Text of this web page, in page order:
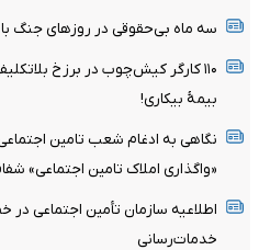
سه ماه بی‌حقوقی در روزهای جنگ با
۱۱۰ کارگر کیش‌چوب در برزخ
بیمۀ بیکاری!
نگاهی به ادغام شعب تامین
«واگذاری املاک تامین اجتماعی»
اطلاعیه سازمان تأمین اجتماعی
خدمات‌رسانی